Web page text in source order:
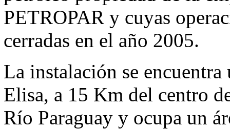
PETROPAR y cuyas
cerradas en el año 2005.
La instalación se
Elisa, a 15 Km del centro
Río Paraguay y ocupa un